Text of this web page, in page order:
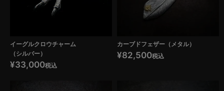
イーグルクロウチャーム
（シルバー）
¥33,000税込
カーブドフェザー（メタル）
¥82,500税込